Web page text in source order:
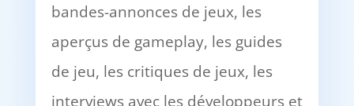
bandes-annonces de jeux, les
aperçus de gameplay, les guides
de jeu, les critiques de jeux, les
interviews avec les développeurs et